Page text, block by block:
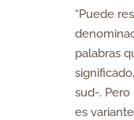
“Puede
palabras
sud-.
es